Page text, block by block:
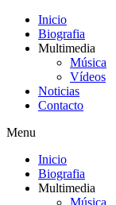
Inicio
Biografia
Multimedia
Música
Vídeos
Noticias
Contacto
Menu
Inicio
Biografia
Multimedia
Música